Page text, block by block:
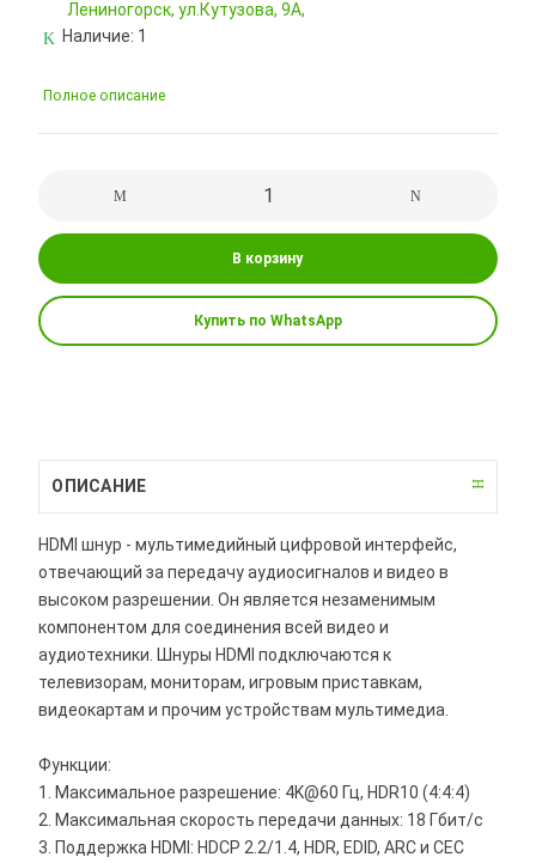
Лениногорск, ул.Кутузова, 9А,
Наличие: 1
Полное описание
В корзину
Купить по WhatsApp
ОПИСАНИЕ
HDMI шнур - мультимедийный цифровой интерфейс,
отвечающий за передачу аудиосигналов и видео в
высоком разрешении. Он является незаменимым
компонентом для соединения всей видео и
аудиотехники. Шнуры HDMI подключаются к
телевизорам, мониторам, игровым приставкам,
видеокартам и прочим устройствам мультимедиа.
Функции:
1. Максимальное разрешение: 4K@60 Гц, HDR10 (4:4:4)
2. Максимальная скорость передачи данных: 18 Гбит/с
3. Поддержка HDMI: HDCP 2.2/1.4, HDR, EDID, ARC и CEC